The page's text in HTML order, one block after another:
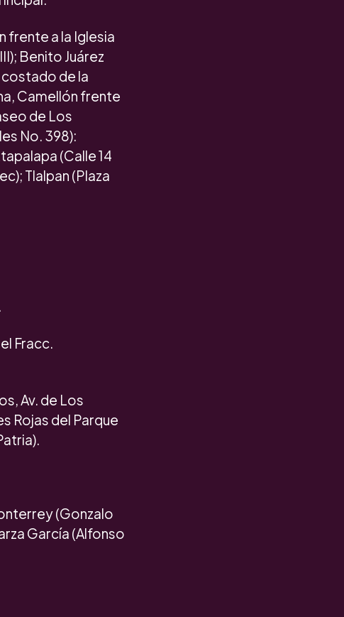
frente a la Iglesia
Benito Juárez
costado de la
Camellón frente
de Los
No. 398):
(Calle 14
Tlalpan (Plaza
Fracc.
Av. de Los
Rojas del Parque
(Gonzalo
García (Alfonso